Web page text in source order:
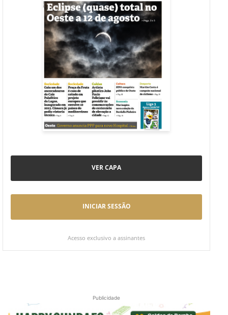
VER CAPA
INICIAR SESSÃO
Acesso exclusivo a assinantes
Publicidade